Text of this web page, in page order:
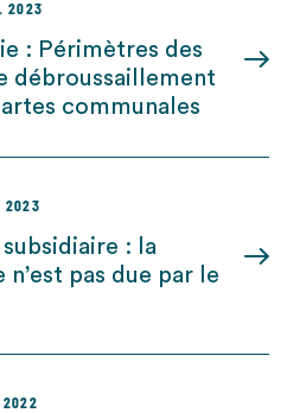
2023
: Périmètres des
débroussaillement
communales
2023
: la
n’est pas due par le
2022